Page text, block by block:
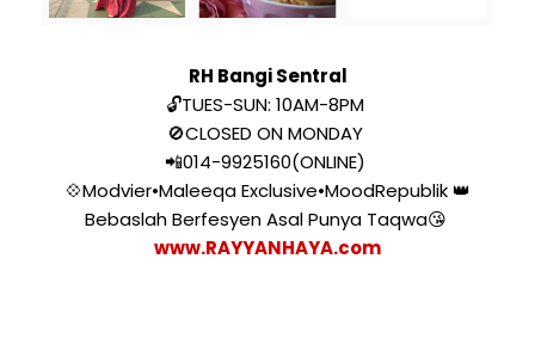
RH Bangi Sentral
🔓TUES-SUN: 10AM-8PM
🚫CLOSED ON MONDAY
📲014-9925160(ONLINE)
💠Modvier•Maleeqa Exclusive•MoodRepublik 👑
Bebaslah Berfesyen Asal Punya Taqwa😘
www.RAYYANHAYA.com